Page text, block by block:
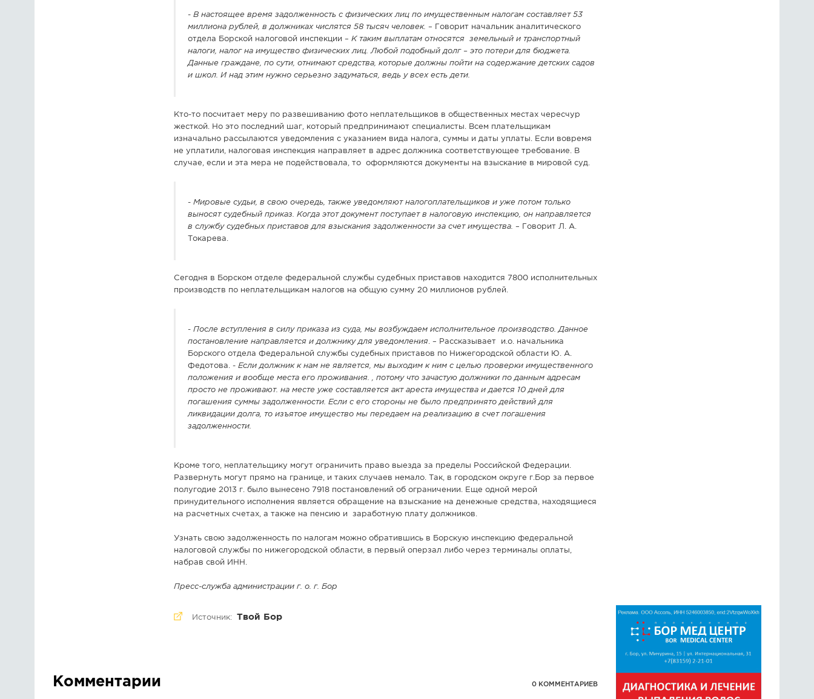
- В настоящее время задолженность с физических лиц по имущественным налогам составляет 53
миллиона рублей, в должниках числятся 58 тысяч человек. – Говорит начальник аналитического
отдела Борской налоговой инспекции – К таким выплатам относятся земельный и транспортный
налоги, налог на имущество физических лиц. Любой подобный долг – это потери для бюджета.
Данные граждане, по сути, отнимают средства, которые должны пойти на содержание детских садов
и школ. И над этим нужно серьезно задуматься, ведь у всех есть дети.
Кто-то посчитает меру по развешиванию фото неплательщиков в общественных местах чересчур
жесткой. Но это последний шаг, который предпринимают специалисты. Всем плательщикам
изначально рассылаются уведомления с указанием вида налога, суммы и даты уплаты. Если вовремя
не уплатили, налоговая инспекция направляет в адрес должника соответствующее требование. В
случае, если и эта мера не подействовала, то оформляются документы на взыскание в мировой суд.
- Мировые судьи, в свою очередь, также уведомляют налогоплательщиков и уже потом только
выносят судебный приказ. Когда этот документ поступает в налоговую инспекцию, он направляется
в службу судебных приставов для взыскания задолженности за счет имущества. – Говорит Л. А.
Токарева.
Сегодня в Борском отделе федеральной службы судебных приставов находится 7800 исполнительных
производств по неплательщикам налогов на общую сумму 20 миллионов рублей.
- После вступления в силу приказа из суда, мы возбуждаем исполнительное производство. Данное
постановление направляется и должнику для уведомления . – Рассказывает и.о. начальника
Борского отдела Федеральной службы судебных приставов по Нижегородской области Ю. А.
Федотова. - Если должник к нам не является, мы выходим к ним с целью проверки имущественного
положения и вообще места его проживания. , потому что зачастую должники по данным адресам
просто не проживают. на месте уже составляется акт ареста имущества и дается 10 дней для
погашения суммы задолженности. Если с его стороны не было предпринято действий для
ликвидации долга, то изъятое имущество мы передаем на реализацию в счет погашения
задолженности.
Кроме того, неплательщику могут ограничить право выезда за пределы Российской Федерации.
Развернуть могут прямо на границе, и таких случаев немало. Так, в городском округе г.Бор за первое
полугодие 2013 г. было вынесено 7918 постановлений об ограничении. Еще одной мерой
принудительного исполнения является обращение на взыскание на денежные средства, находящиеся
на расчетных счетах, а также на пенсию и заработную плату должников.
Узнать свою задолженность по налогам можно обратившись в Борскую инспекцию федеральной
налоговой службы по нижегородской области, в первый оперзал либо через терминалы оплаты,
набрав свой ИНН.
Пресс-служба администрации г. о. г. Бор
Источник: Твой Бор
Комментарии 0 КОММЕНТАРИЕВ